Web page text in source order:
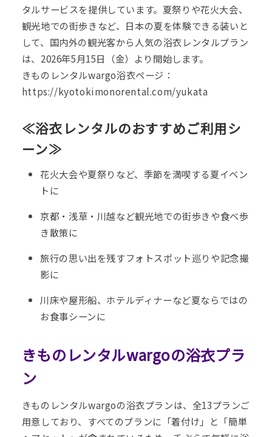
タルサービスを提供しています。夏祭りや花火大会、
観光地での街歩きなど、日本の夏を体験できる装いと
して、国内外の観光客から人気の浴衣レンタルプラン
は、2026年5月15日（金）より開始します。
きものレンタルwargo浴衣ページ：
https://kyotokimonorental.com/yukata
≪浴衣レンタルのおすすめご利用シ
ーン≫
花火大会や夏祭りなど、季節を満喫する夏イベン
トに
京都・浅草・川越など観光地での街歩きや食べ歩
き散策に
旅行の思い出を残すフォトスポット巡りや記念撮
影に
川床や屋形船、ホテルディナーなど夏ならではの
お食事シーンに
きものレンタルwargoの浴衣プラ
ン
きものレンタルwargoの浴衣プランは、全13プランご
用意しており、すべてのプランに「着付け」と「簡単